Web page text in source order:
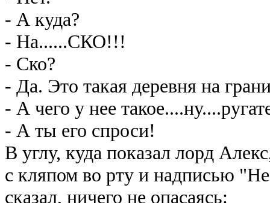
- А куда?
- На......СКО!!!
- Ско?
- Да. Это такая деревня на
- А чего у нее
- А ты его спроси!
В углу, куда показал лорд
с кляпом во рту и надписью
сказал, ничего не опасаясь: